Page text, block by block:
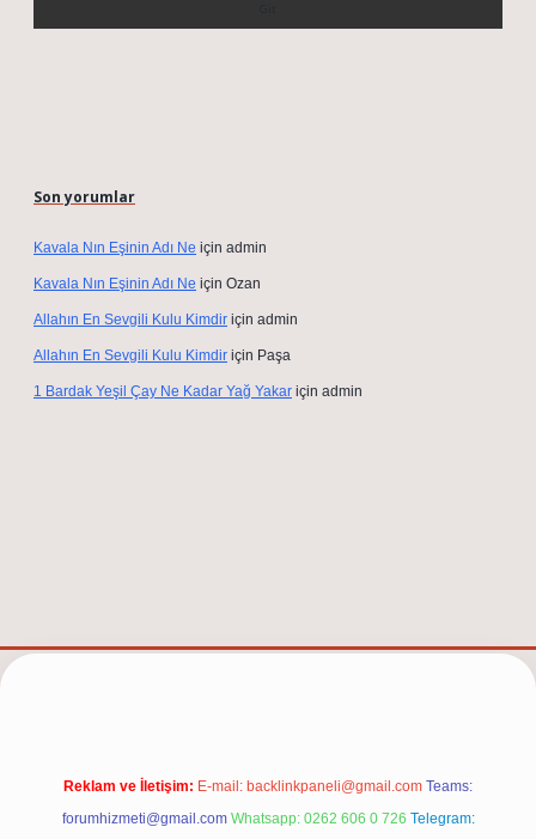
Son yorumlar
Kavala Nın Eşinin Adı Ne için admin
Kavala Nın Eşinin Adı Ne için Ozan
Allahın En Sevgili Kulu Kimdir için admin
Allahın En Sevgili Kulu Kimdir için Paşa
1 Bardak Yeşil Çay Ne Kadar Yağ Yakar için admin
Reklam ve İletişim: E-mail: backlinkpaneli@gmail.com Teams:
forumhizmeti@gmail.com Whatsapp: 0262 606 0 726 Telegram: